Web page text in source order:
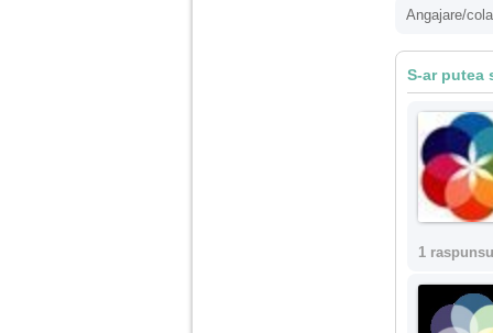
Angajare/
S-ar putea
1